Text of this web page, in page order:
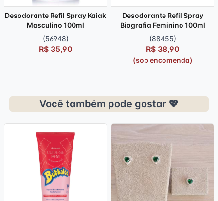
Desodorante Refil Spray Kaiak
Masculino 100ml
(56948)
R$ 35,90
Desodorante Refil Spray
Biografia Feminino 100ml
(88455)
R$ 38,90
(sob encomenda)
Você também pode gostar 💖